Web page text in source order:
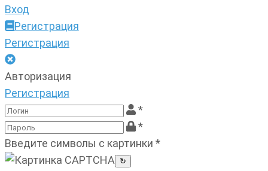
Вход
Регистрация
Регистрация
Авторизация
Регистрация
*
*
Введите символы с картинки *
↻